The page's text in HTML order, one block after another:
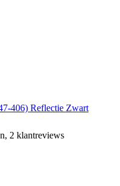
406) Reflectie Zwart
2 klantreviews